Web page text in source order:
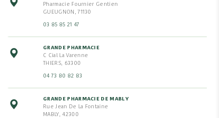
Pharmacie Fournier Gentien
GUEUGNON, 71130
03 85 85 21 47
GRANDE PHARMACIE
C Cial La Varenne
THIERS, 63300
04 73 80 82 83
GRANDE PHARMACIE DE MABLY
Rue Jean De La Fontaine
MABLY, 42300